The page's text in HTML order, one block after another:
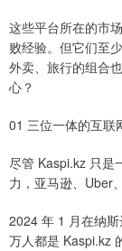
这些平台所在的市
败经验。但它们至
外卖、旅行的组合
心？
01 三位一体的互联
尽管 Kaspi.kz 只是
力，亚马逊、Uber
2024 年 1 月在纳
万人都是 Kaspi.kz